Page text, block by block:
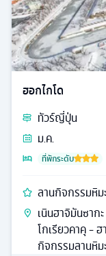
ฮอกไกโด
ทัวร์ญี่ปุ่น
ม.ค.
ที่พักระดับ
ลานกิจกรรมหิม
เนินฮาจิมันซาก
โกเรียวคาคุ -
กิจกรรมลานหิม